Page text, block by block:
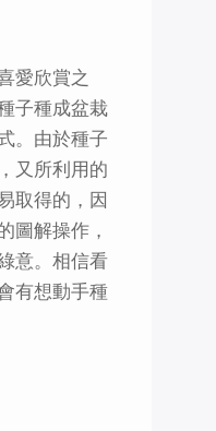
愛欣賞之
子種成盆栽
。由於種子
又所利用的
取得的，因
圖解操作，
意。相信看
有想動手種